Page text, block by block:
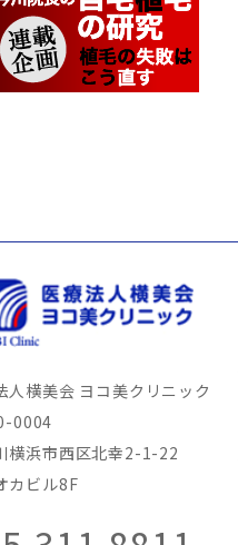
人横美会 ヨコ美クリニック
0004
横浜市西区北幸2-1-22
カビル8F